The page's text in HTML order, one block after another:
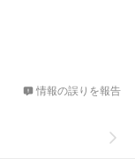
情報の誤りを報告